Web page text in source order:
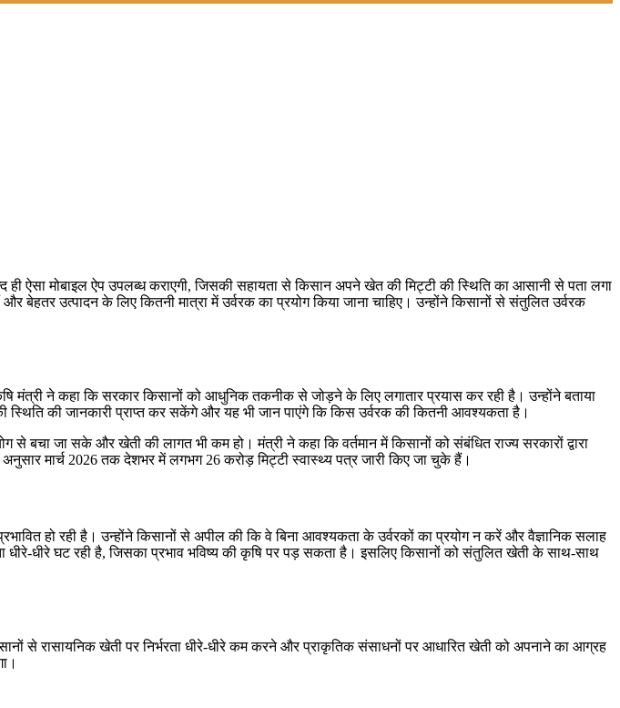
ऐसा मोबाइल ऐप उपलब्ध कराएगी, जिसकी सहायता से किसान अपने खेत की मिट्टी की स्थिति का आसानी से पता लगा
उत्पादन के लिए कितनी मात्रा में उर्वरक का प्रयोग किया जाना चाहिए। उन्होंने किसानों से संतुलित उर्वरक
मंत्री ने कहा कि सरकार किसानों को आधुनिक तकनीक से जोड़ने के लिए लगातार प्रयास कर रही है। उन्होंने बताया
की जानकारी प्राप्त कर सकेंगे और यह भी जान पाएंगे कि किस उर्वरक की कितनी आवश्यकता है।
से बचा जा सके और खेती की लागत भी कम हो। मंत्री ने कहा कि वर्तमान में किसानों को संबंधित राज्य सरकारों द्वारा
मार्च 2026 तक देशभर में लगभग 26 करोड़ मिट्टी स्वास्थ्य पत्र जारी किए जा चुके हैं।
हो रही है। उन्होंने किसानों से अपील की कि वे बिना आवश्यकता के उर्वरकों का प्रयोग न करें और वैज्ञानिक सलाह
धीरे घट रही है, जिसका प्रभाव भविष्य की कृषि पर पड़ सकता है। इसलिए किसानों को संतुलित खेती के साथ-साथ
से रासायनिक खेती पर निर्भरता धीरे-धीरे कम करने और प्राकृतिक संसाधनों पर आधारित खेती को अपनाने का आग्रह